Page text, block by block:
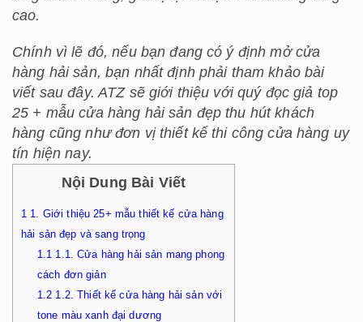
cao.
Chính vì lẽ đó, nếu bạn đang có ý định mở cửa
hàng hải sản, bạn nhất định phải tham khảo bài
viết sau đây. ATZ sẽ giới thiệu với quý đọc giả top
25 + mẫu cửa hàng hải sản đẹp thu hút khách
hàng cũng như đơn vị thiết kế thi công cửa hàng uy
tín hiện nay.
Nội Dung Bài Viết
1 1. Giới thiệu 25+ mẫu thiết kế cửa hàng
hải sản đẹp và sang trọng
1.1 1.1. Cửa hàng hải sản mang phong
cách đơn giản
1.2 1.2. Thiết kế cửa hàng hải sản với
tone màu xanh đại dương